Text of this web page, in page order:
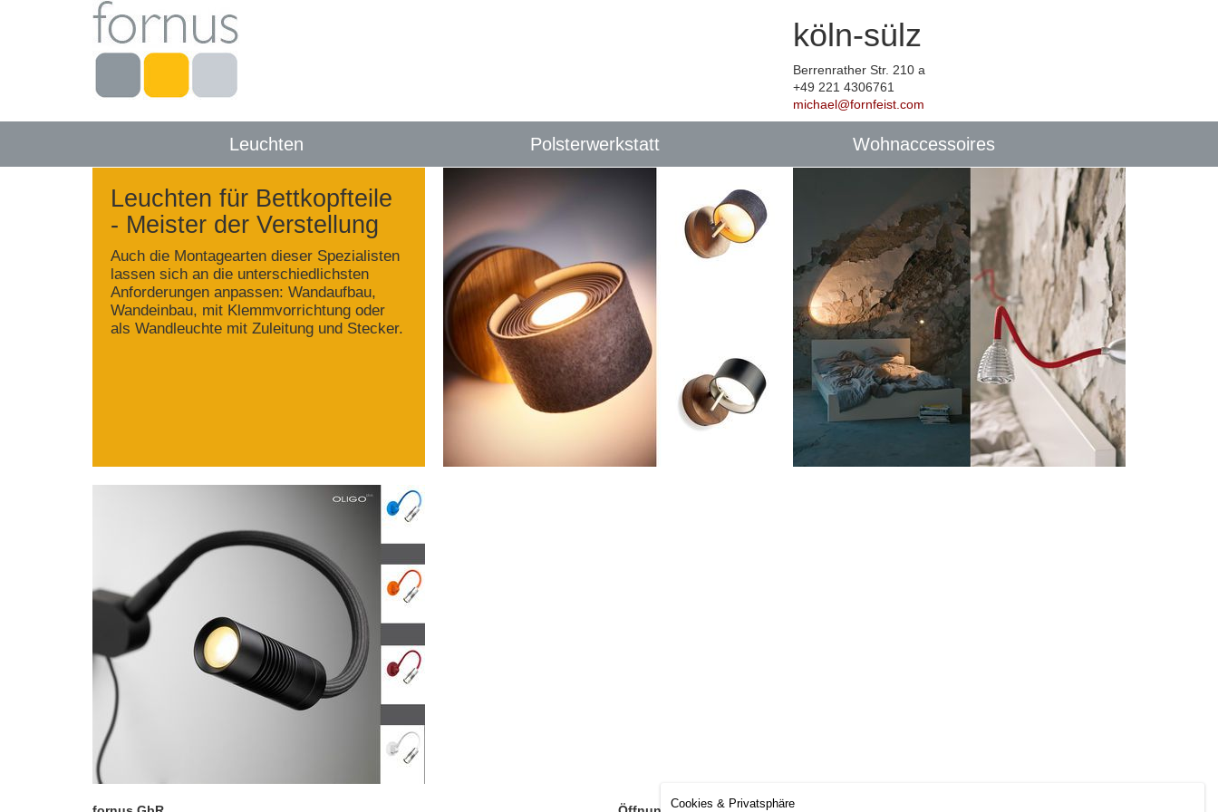
köln-sülz
Berrenrather Str. 210 a
+49 221 4306761
michael@fornfeist.com
Leuchten Polsterwerkstatt Wohnaccessoires
Leuchten für Bettkopfteile
- Meister der Verstellung
Auch die Montagearten dieser Spezialisten
lassen sich an die unterschiedlichsten
Anforderungen anpassen: Wandaufbau,
Wandeinbau, mit Klemmvorrichtung oder
als Wandleuchte mit Zuleitung und Stecker.
Cookies & Privatsphäre